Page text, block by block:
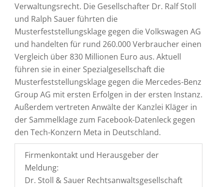
Verwaltungsrecht. Die Gesellschafter Dr. Ralf Stoll
und Ralph Sauer führten die
Musterfeststellungsklage gegen die Volkswagen AG
und handelten für rund 260.000 Verbraucher einen
Vergleich über 830 Millionen Euro aus. Aktuell
führen sie in einer Spezialgesellschaft die
Musterfeststellungsklage gegen die Mercedes-Benz
Group AG mit ersten Erfolgen in der ersten Instanz.
Außerdem vertreten Anwälte der Kanzlei Kläger in
der Sammelklage zum Facebook-Datenleck gegen
den Tech-Konzern Meta in Deutschland.
Firmenkontakt und Herausgeber der
Meldung:
Dr. Stoll & Sauer Rechtsanwaltsgesellschaft